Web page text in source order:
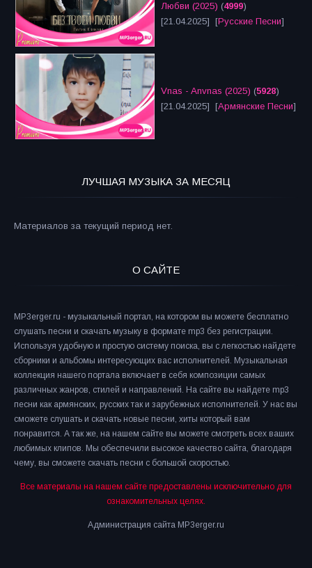
Любви (2025) (4999)
[21.04.2025] [Русские Песни]
Vnas - Anvnas (2025) (5928)
[21.04.2025] [Армянские Песни]
ЛУЧШАЯ МУЗЫКА ЗА МЕСЯЦ
Материалов за текущий период нет.
О САЙТЕ
MP3erger.ru - музыкальный портал, на котором вы можете бесплатно
слушать песни и скачать музыку в формате mp3 без регистрации.
Используя удобную и простую систему поиска, вы с легкостью найдете
сборники и альбомы интересующих вас исполнителей. Музыкальная
коллекция нашего портала включает в себя композиции самых
различных жанров, стилей и направлений. На сайте вы найдете mp3
песни как армянских, русских так и зарубежных исполнителей. У нас вы
сможете слушать и скачать новые песни, хиты который вам
понравится. А так же, на нашем сайте вы можете смотреть всех ваших
любимых клипов. Мы обеспечили высокое качество сайта, благодаря
чему, вы сможете скачать песни с большой скоростью.
Все материалы на нашем сайте предоставлены исключительно для
ознакомительных целях.
Администрация сайта MP3erger.ru